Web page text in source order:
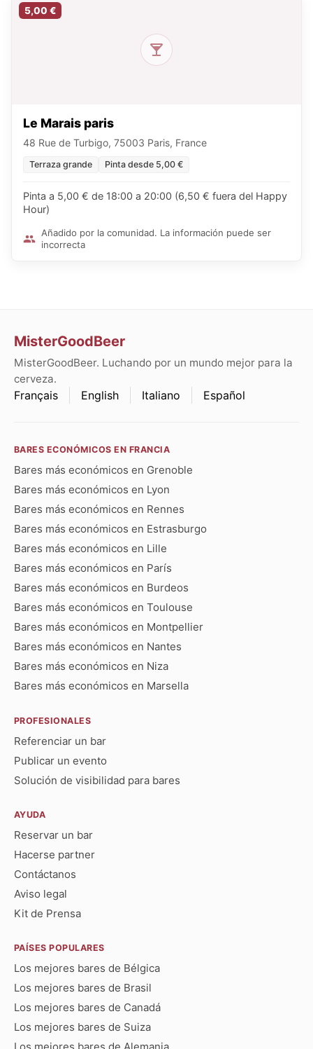
5,00 €
Le Marais paris
48 Rue de Turbigo, 75003 Paris, France
Terraza grande Pinta desde 5,00 €
Pinta a 5,00 € de 18:00 a 20:00 (6,50 € fuera del Happy
Hour)
Añadido por la comunidad. La información puede ser
incorrecta
MisterGoodBeer
MisterGoodBeer. Luchando por un mundo mejor para la
cerveza.
Français English Italiano Español
BARES ECONÓMICOS EN FRANCIA
Bares más económicos en Grenoble
Bares más económicos en Lyon
Bares más económicos en Rennes
Bares más económicos en Estrasburgo
Bares más económicos en Lille
Bares más económicos en París
Bares más económicos en Burdeos
Bares más económicos en Toulouse
Bares más económicos en Montpellier
Bares más económicos en Nantes
Bares más económicos en Niza
Bares más económicos en Marsella
PROFESIONALES
Referenciar un bar
Publicar un evento
Solución de visibilidad para bares
AYUDA
Reservar un bar
Hacerse partner
Contáctanos
Aviso legal
Kit de Prensa
PAÍSES POPULARES
Los mejores bares de Bélgica
Los mejores bares de Brasil
Los mejores bares de Canadá
Los mejores bares de Suiza